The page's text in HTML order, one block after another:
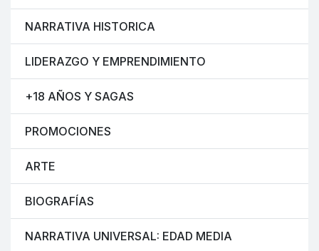
NARRATIVA HISTORICA
LIDERAZGO Y EMPRENDIMIENTO
+18 AÑOS Y SAGAS
PROMOCIONES
ARTE
BIOGRAFÍAS
NARRATIVA UNIVERSAL: EDAD MEDIA